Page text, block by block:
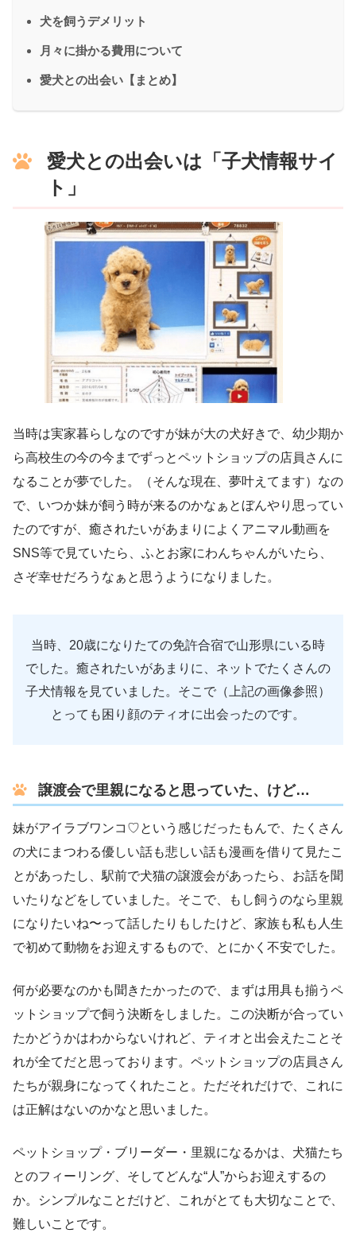
犬を飼うデメリット
月々に掛かる費用について
愛犬との出会い【まとめ】
愛犬との出会いは「子犬情報サイ
ト」
当時は実家暮らしなのですが妹が大の犬好きで、幼少期か
ら高校生の今の今までずっとペットショップの店員さんに
なることが夢でした。（そんな現在、夢叶えてます）なの
で、いつか妹が飼う時が来るのかなぁとぼんやり思ってい
たのですが、癒されたいがあまりによくアニマル動画を
SNS等で見ていたら、ふとお家にわんちゃんがいたら、
さぞ幸せだろうなぁと思うようになりました。
当時、20歳になりたての免許合宿で山形県にいる時
でした。癒されたいがあまりに、ネットでたくさんの
子犬情報を見ていました。そこで（上記の画像参照）
とっても困り顔のティオに出会ったのです。
譲渡会で里親になると思っていた、けど…
妹がアイラブワンコ♡という感じだったもんで、たくさん
の犬にまつわる優しい話も悲しい話も漫画を借りて見たこ
とがあったし、駅前で犬猫の譲渡会があったら、お話を聞
いたりなどをしていました。そこで、もし飼うのなら里親
になりたいね〜って話したりもしたけど、家族も私も人生
で初めて動物をお迎えするもので、とにかく不安でした。
何が必要なのかも聞きたかったので、まずは用具も揃うペ
ットショップで飼う決断をしました。この決断が合ってい
たかどうかはわからないけれど、ティオと出会えたことそ
れが全てだと思っております。ペットショップの店員さん
たちが親身になってくれたこと。ただそれだけで、これに
は正解はないのかなと思いました。
ペットショップ・ブリーダー・里親になるかは、犬猫たち
とのフィーリング、そしてどんな“人”からお迎えするの
か。シンプルなことだけど、これがとても大切なことで、
難しいことです。